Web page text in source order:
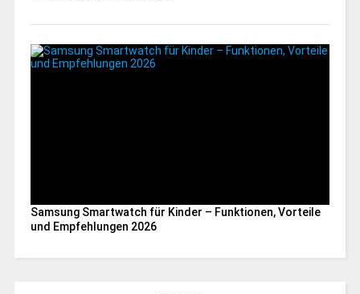
Samsung Smartwatch für Kinder – Funktionen, Vorteile
und Empfehlungen 2026